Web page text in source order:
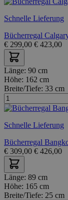
Schnelle Lieferung
Bücherregal
€ 299,00 € 423,00
Länge: 90 cm
Höhe: 162 cm
Breite/Tiefe: 33 cm
Schnelle Lieferung
Bücherregal
€ 309,00 € 426,00
Länge: 89 cm
Höhe: 165 cm
Breite/Tiefe: 25 cm